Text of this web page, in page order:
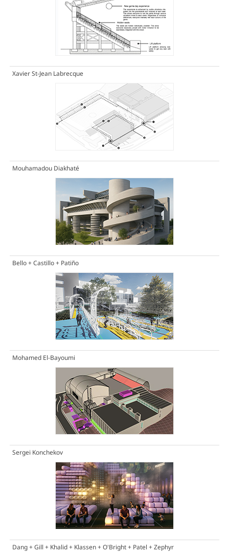
Xavier St-Jean Labrecque
Mouhamadou Diakhaté
Bello + Castillo + Patiño
Mohamed El-Bayoumi
Sergei Konchekov
Dang + Gill + Khalid + Klassen + O'Bright + Patel + Zephyr